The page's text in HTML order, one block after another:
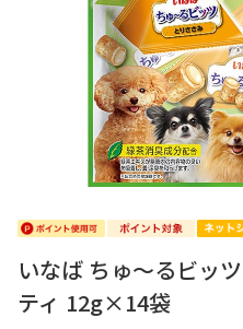
いなば ちゅ～るビッ
ティ 12g×14袋